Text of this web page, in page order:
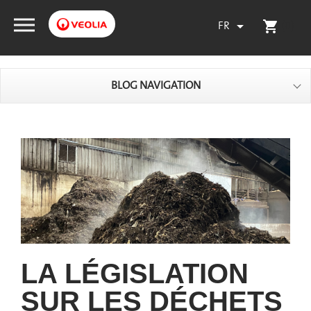
shopping_cart
FR 
BLOG NAVIGATION
LA LÉGISLATION
SUR LES DÉCHETS